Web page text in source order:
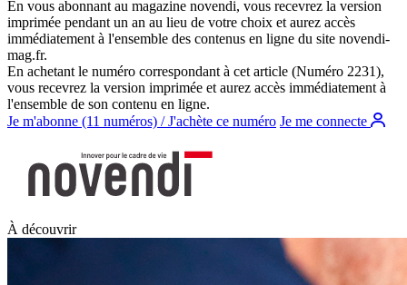
En vous abonnant au magazine novendi, vous recevrez la version
imprimée pendant un an au lieu de votre choix et aurez accès
immédiatement à l'ensemble des contenus en ligne du site novendi-
mag.fr.
En achetant le numéro correspondant à cet article (Numéro 2231),
vous recevrez la version imprimée et aurez accès immédiatement à
l'ensemble de son contenu en ligne.
Je m'abonne (11 numéros) / J'achète ce numéro Je me connecte
À découvrir